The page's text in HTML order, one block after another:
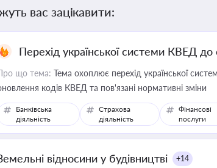
вас зацікавити:
Перехід української системи КВЕД до
що тема: Тема охоплює перехід української
кодів КВЕД та пов'язані нормативні зміни
Банківська
діяльність
Страхова
діяльність
Фінансові
послуги
відносини у будівництві +14